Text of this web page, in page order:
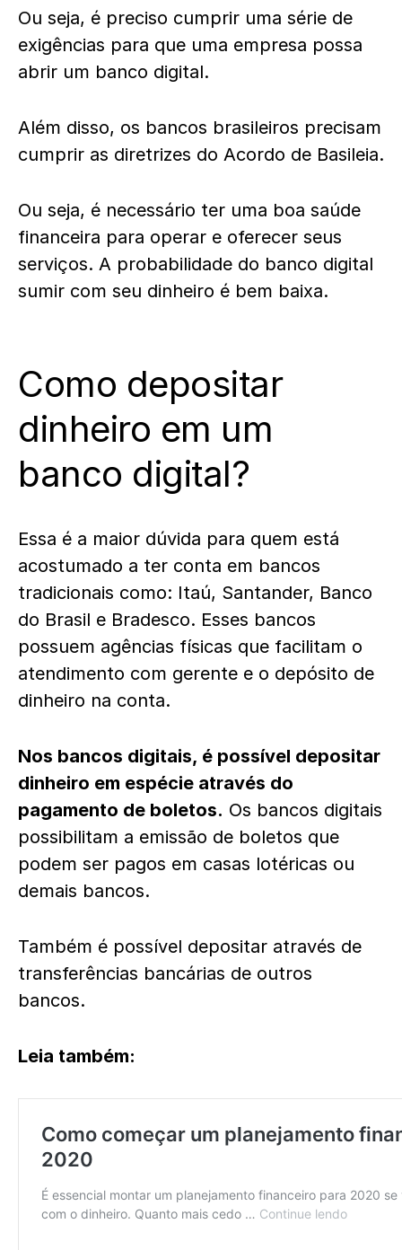
Ou seja, é preciso cumprir uma série de
exigências para que uma empresa possa
abrir um banco digital.
Além disso, os bancos brasileiros precisam
cumprir as diretrizes do Acordo de Basileia.
Ou seja, é necessário ter uma boa saúde
financeira para operar e oferecer seus
serviços. A probabilidade do banco digital
sumir com seu dinheiro é bem baixa.
Como depositar
dinheiro em um
banco digital?
Essa é a maior dúvida para quem está
acostumado a ter conta em bancos
tradicionais como: Itaú, Santander, Banco
do Brasil e Bradesco. Esses bancos
possuem agências físicas que facilitam o
atendimento com gerente e o depósito de
dinheiro na conta.
Nos bancos digitais, é possível depositar
dinheiro em espécie através do
pagamento de boletos. Os bancos digitais
possibilitam a emissão de boletos que
podem ser pagos em casas lotéricas ou
demais bancos.
Também é possível depositar através de
transferências bancárias de outros
bancos.
Leia também: